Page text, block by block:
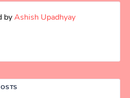
byAshish Upadhyay